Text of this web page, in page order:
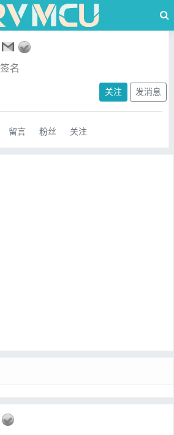
名
关注 发消息
留言 粉丝 关注